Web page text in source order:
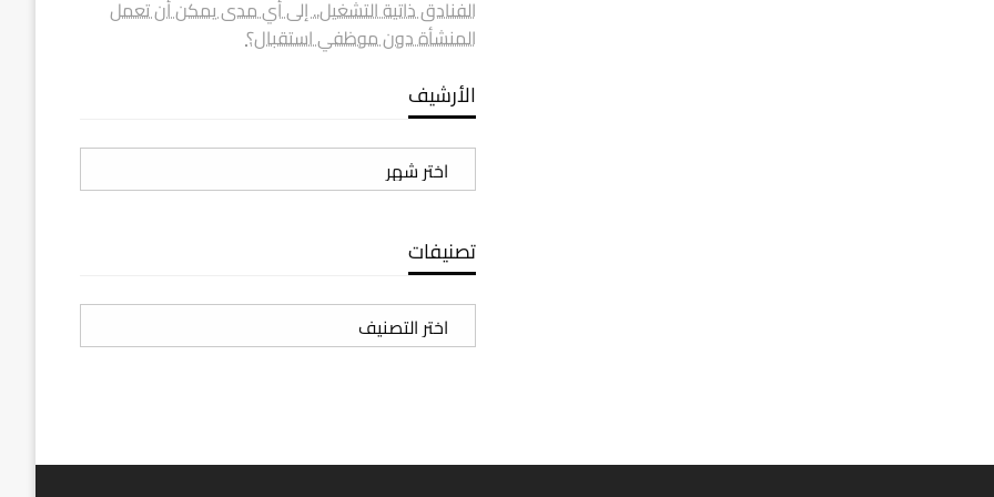
الفنادق ذاتية التشغيل.. إلى أي مدى يمكن أن تعمل
المنشأة دون موظفي استقبال؟
الأرشيف
الأرشيف
تصنيفات
تصنيفات